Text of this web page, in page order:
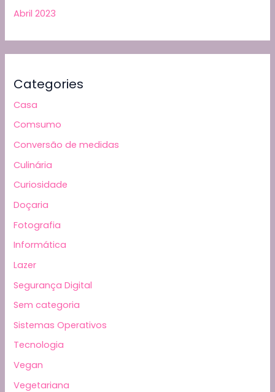
Abril 2023
Categories
Casa
Comsumo
Conversão de medidas
Culinária
Curiosidade
Doçaria
Fotografia
Informática
Lazer
Segurança Digital
Sem categoria
Sistemas Operativos
Tecnologia
Vegan
Vegetariana